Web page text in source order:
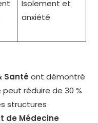
Isolement et
anxiété
Santé ont démontré
réduire de 30 %
structures
de Médecine